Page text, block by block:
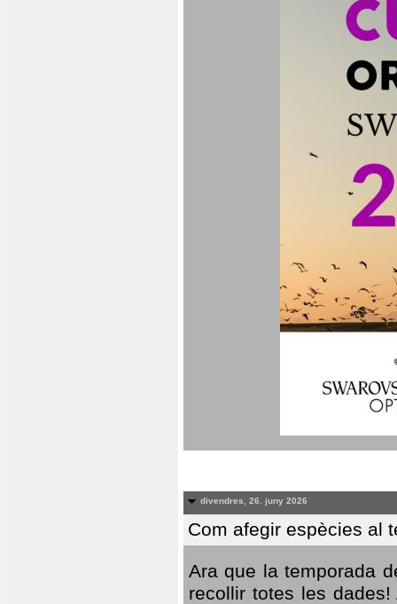
divendres, 26. juny 2026
Com afegir espècies al
Ara que la temporada
recollir totes les